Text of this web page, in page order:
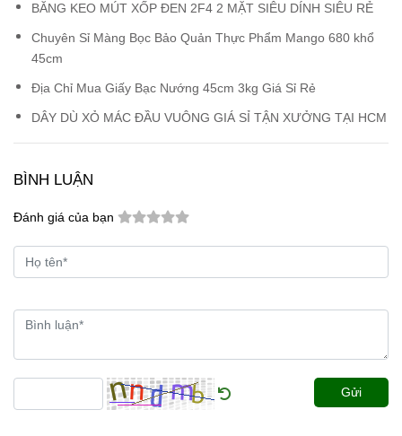
BĂNG KEO MÚT XỐP ĐEN 2F4 2 MẶT SIÊU DÍNH SIÊU RẺ
Chuyên Sỉ Màng Bọc Bảo Quản Thực Phẩm Mango 680 khổ
45cm
Địa Chỉ Mua Giấy Bạc Nướng 45cm 3kg Giá Sỉ Rẻ
DÂY DÙ XỎ MÁC ĐẦU VUÔNG GIÁ SỈ TẬN XƯỞNG TẠI HCM
BÌNH LUẬN
Đánh giá của bạn
Gửi